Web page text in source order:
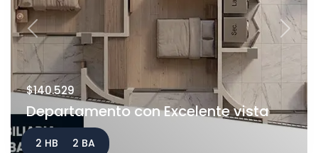
Previous Next
$140.529
Departamento con Excelente vista
2 HB 2 BA